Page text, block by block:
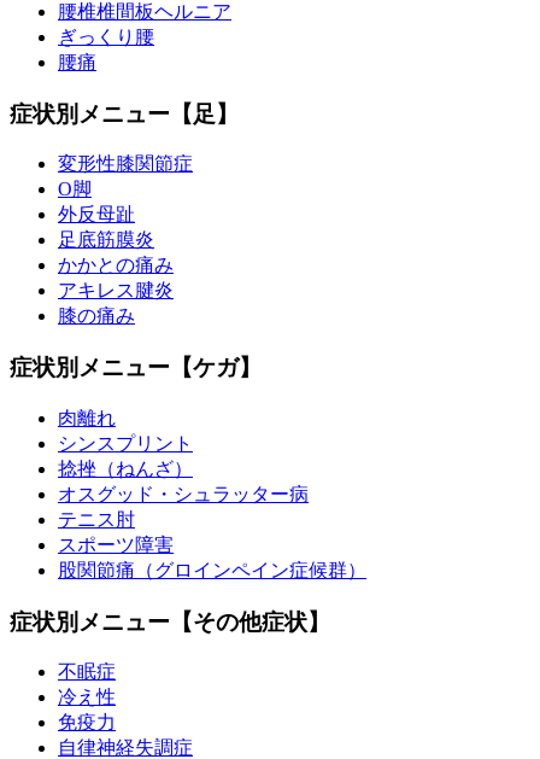
腰椎椎間板ヘルニア
ぎっくり腰
腰痛
症状別メニュー【足】
変形性膝関節症
O脚
外反母趾
足底筋膜炎
かかとの痛み
アキレス腱炎
膝の痛み
症状別メニュー【ケガ】
肉離れ
シンスプリント
捻挫（ねんざ）
オスグッド・シュラッター病
テニス肘
スポーツ障害
股関節痛（グロインペイン症候群）
症状別メニュー【その他症状】
不眠症
冷え性
免疫力
自律神経失調症